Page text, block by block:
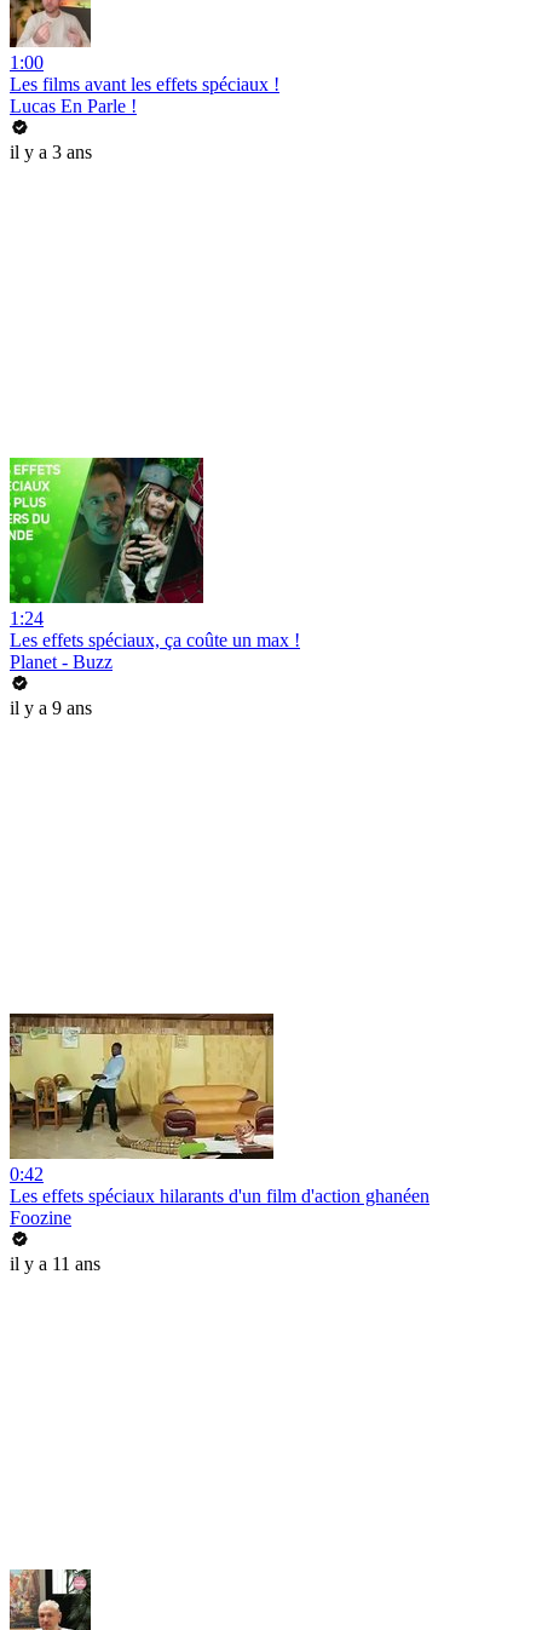
1:00
Les films avant les effets spéciaux !
Lucas En Parle !
il y a 3 ans
1:24
Les effets spéciaux, ça coûte un max !
Planet - Buzz
il y a 9 ans
0:42
Les effets spéciaux hilarants d'un film d'action ghanéen
Foozine
il y a 11 ans